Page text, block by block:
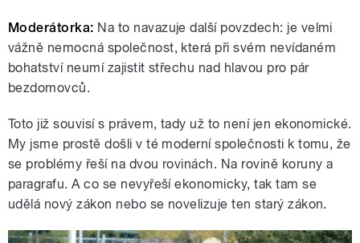
Moderátorka: Na to navazuje další povzdech: je velmi
vážně nemocná společnost, která při svém nevídaném
bohatství neumí zajistit střechu nad hlavou pro pár
bezdomovců.
Toto již souvisí s právem, tady už to není jen ekonomické.
My jsme prostě došli v té moderní společnosti k tomu, že
se problémy řeší na dvou rovinách. Na rovině koruny a
paragrafu. A co se nevyřeší ekonomicky, tak tam se
udělá nový zákon nebo se novelizuje ten starý zákon.